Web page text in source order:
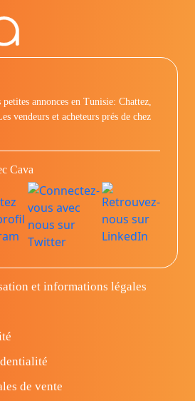
annonces en Tunisie: Chattez,
vendeurs et acheteurs prés de chez
Cava
et informations légales
de vente